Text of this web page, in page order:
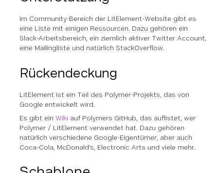
Im Community-Bereich der LitElement-Website gibt es
eine Liste mit einigen Ressourcen. Dazu gehören ein
Slack-Arbeitsbereich, ein ziemlich aktiver Twitter Account,
eine Mailingliste und natürlich StackOverflow.
Rückendeckung
LitElement ist ein Teil des Polymer-Projekts, das von
Google entwickelt wird.
Es gibt ein Wiki auf Polymers GitHub, das auflistet, wer
Polymer / LitElement verwendet hat. Dazu gehören
natürlich verschiedene Google-Eigentümer, aber auch
Coca-Cola, McDonald's, Electronic Arts und viele mehr.